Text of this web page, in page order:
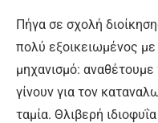
Πήγα σε σχολή
πολύ εξοικειωμένος με
μηχανισμό:
γίνουν για τον
ταμία. Θλιβερή